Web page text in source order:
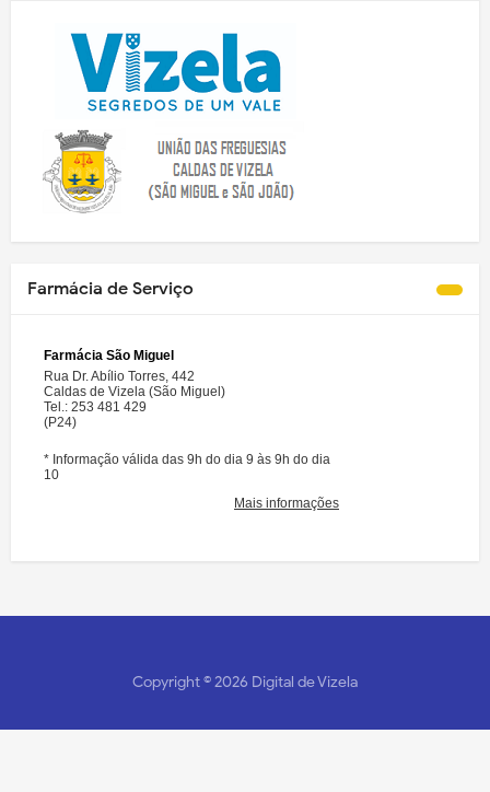
Farmácia de Serviço
Copyright ©2026 Digital de Vizela